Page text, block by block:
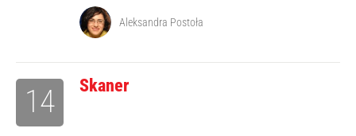
Aleksandra Postoła
Skaner
14